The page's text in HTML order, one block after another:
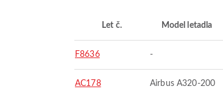
Let č. Model letadla
F8636 -
AC178 Airbus A320-200